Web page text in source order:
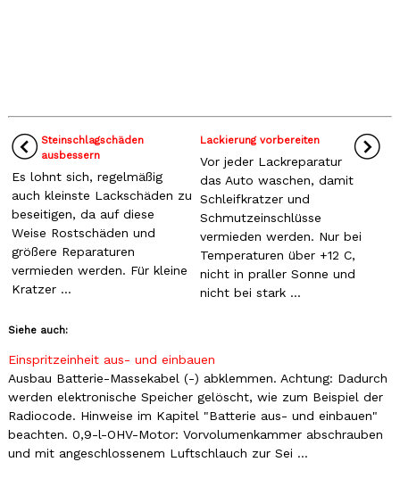
Steinschlagschäden
ausbessern
Es lohnt sich, regelmäßig
auch kleinste Lackschäden zu
beseitigen, da auf diese
Weise Rostschäden und
größere Reparaturen
vermieden werden. Für kleine
Kratzer ...
Lackierung vorbereiten
Vor jeder Lackreparatur
das Auto waschen, damit
Schleifkratzer und
Schmutzeinschlüsse
vermieden werden. Nur bei
Temperaturen über +12 C,
nicht in praller Sonne und
nicht bei stark ...
Siehe auch:
Einspritzeinheit aus- und einbauen
Ausbau Batterie-Massekabel (-) abklemmen. Achtung: Dadurch
werden elektronische Speicher gelöscht, wie zum Beispiel der
Radiocode. Hinweise im Kapitel "Batterie aus- und einbauen"
beachten. 0,9-l-OHV-Motor: Vorvolumenkammer abschrauben
und mit angeschlossenem Luftschlauch zur Sei ...